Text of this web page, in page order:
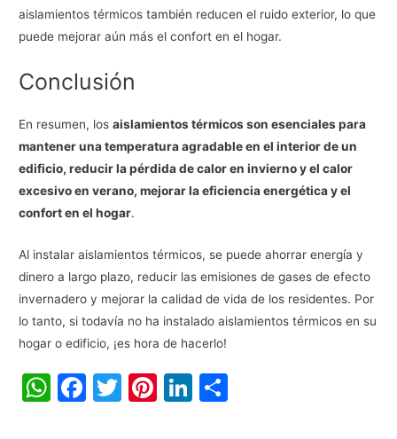
aislamientos térmicos también reducen el ruido exterior, lo que
puede mejorar aún más el confort en el hogar.
Conclusión
En resumen, losaislamientos térmicos son esenciales para
mantener una temperatura agradable en el interior de un
edificio, reducir la pérdida de calor en invierno y el calor
excesivo en verano, mejorar la eficiencia energética y el
confort en el hogar.
Al instalar aislamientos térmicos, se puede ahorrar energía y
dinero a largo plazo, reducir las emisiones de gases de efecto
invernadero y mejorar la calidad de vida de los residentes. Por
lo tanto, si todavía no ha instalado aislamientos térmicos en su
hogar o edificio, ¡es hora de hacerlo!
W F
T
Pi Li